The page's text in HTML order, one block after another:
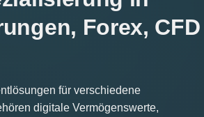
Forex, CFD
für verschiedene
digitale Vermögenswerte,